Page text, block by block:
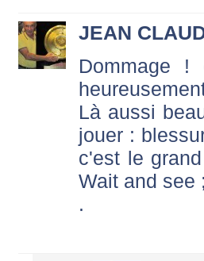
JEAN
Dommage
Là aussi
jouer :
c'est le
Wait and see
.